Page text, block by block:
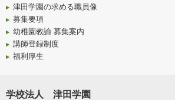
津田学園の求める職員像
募集要項
幼稚園教諭 募集案内
講師登録制度
福利厚生
学校法人 津田学園